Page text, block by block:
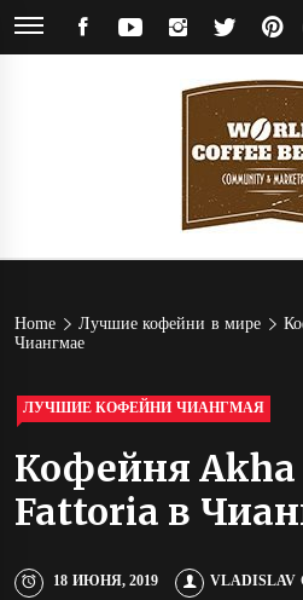
Skip
INSTAGRAM
Home Лучшие кофейни в мире
Чиангмае
ЛУЧШИЕ КОФЕЙНИ ЧИАНГМАЯ
Кофейня Akha
Fattoria в
18 ИЮНЯ, 2019 VLADISLAV